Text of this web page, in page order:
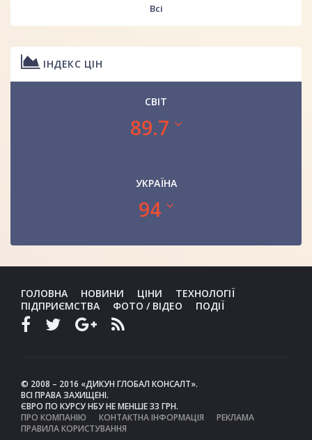
Всі
ІНДЕКС ЦІН
СВІТ
89.7
УКРАЇНА
94
ГОЛОВНА НОВИНИ ЦІНИ
ТЕХНОЛОГІЇ
ПІДПРИЄМСТВА
ФОТО / ВІДЕО ПОДІЇ
© 2008 – 2016 «ДИКУН ГЛОБАЛ КОНСАЛТ».
ВСІ ПРАВА ЗАХИЩЕНІ.
ЄВРО ПО КУРСУ НБУ НЕ МЕНШЕ 33 ГРН.
ПРО КОМПАНІЮ
КОНТАКТНА ІНФОРМАЦІЯ
РЕКЛАМА
ПРАВИЛА КОРИСТУВАННЯ